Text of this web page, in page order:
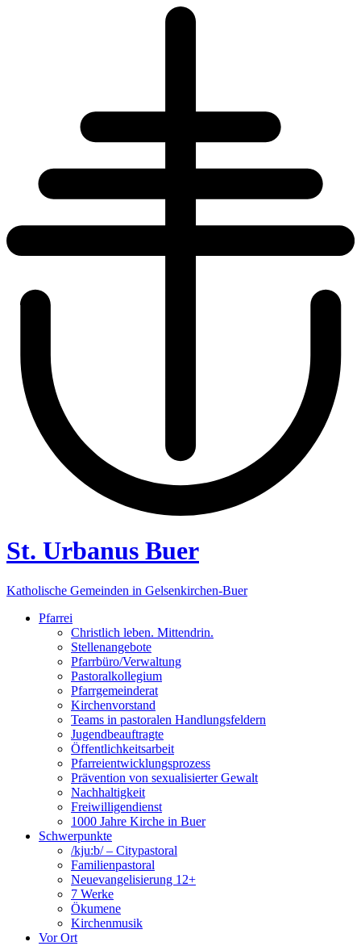
St. Urbanus Buer
Katholische Gemeinden in Gelsenkirchen-Buer
Pfarrei
Christlich leben. Mittendrin.
Stellenangebote
Pfarrbüro/Verwaltung
Pastoralkollegium
Pfarrgemeinderat
Kirchenvorstand
Teams in pastoralen Handlungsfeldern
Jugendbeauftragte
Öffentlichkeitsarbeit
Pfarreientwicklungsprozess
Prävention von sexualisierter Gewalt
Nachhaltigkeit
Freiwilligendienst
1000 Jahre Kirche in Buer
Schwerpunkte
/kju:b/ – Citypastoral
Familienpastoral
Neuevangelisierung 12+
7 Werke
Ökumene
Kirchenmusik
Vor Ort